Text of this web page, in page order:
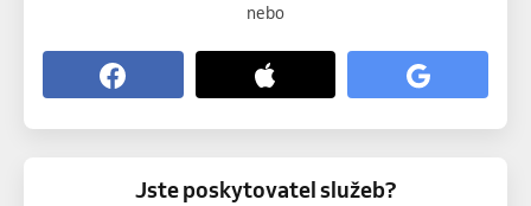
nebo
Jste poskytovatel služeb?